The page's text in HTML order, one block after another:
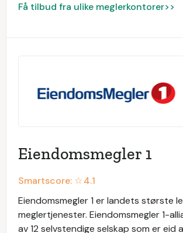
Få tilbud fra ulike meglerkontorer>>
Eiendomsmegler 1
Smartscore: ☆4.1
Eiendomsmegler 1 er landets største
meglertjenester. Eiendomsmegler 1-
av 12 selvstendige selskap som er eid